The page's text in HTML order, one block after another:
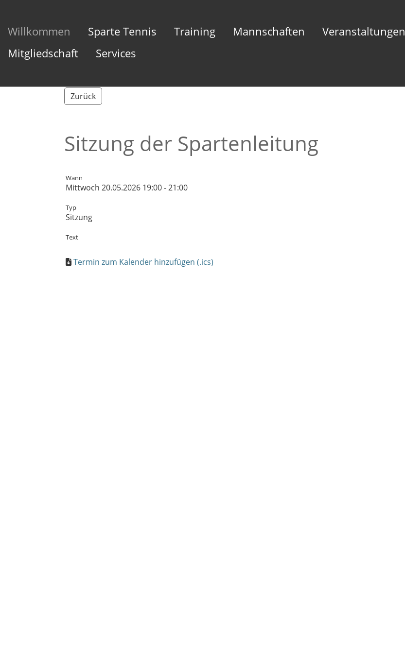
Willkommen Sparte Tennis Training Mannschaften
Veranstaltungen
Mitgliedschaft
Services
Zurück
Sitzung der Spartenleitung
Wann
Mittwoch 20.05.2026 19:00 - 21:00
Typ
Sitzung
Text
Termin zum Kalender hinzufügen (.ics)